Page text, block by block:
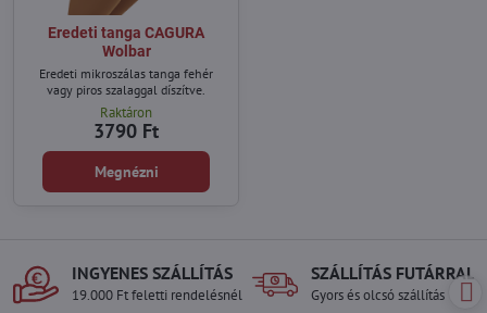
Eredeti tanga CAGURA
Wolbar
Eredeti mikroszálas tanga fehér
vagy piros szalaggal díszítve.
Raktáron
3790 Ft
Megnézni
INGYENES SZÁLLÍTÁS
19.000 Ft feletti rendelésnél
SZÁLLÍTÁS FUTÁRRAL
Gyors és olcsó szállítás